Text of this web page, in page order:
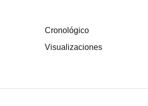
Cronológico
Visualizaciones